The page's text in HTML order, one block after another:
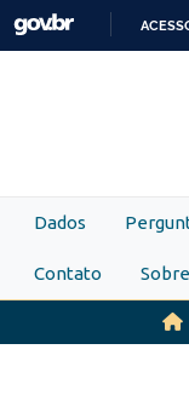
Skip to main content
Dados
Contato